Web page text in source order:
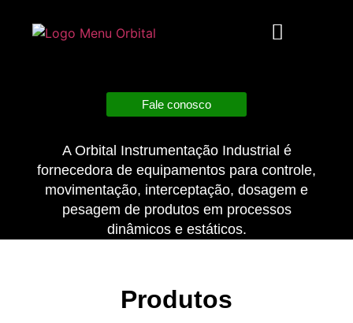
Fale conosco
A Orbital Instrumentação Industrial é
fornecedora de equipamentos para controle,
movimentação, interceptação, dosagem e
pesagem de produtos em processos
dinâmicos e estáticos.
Produtos